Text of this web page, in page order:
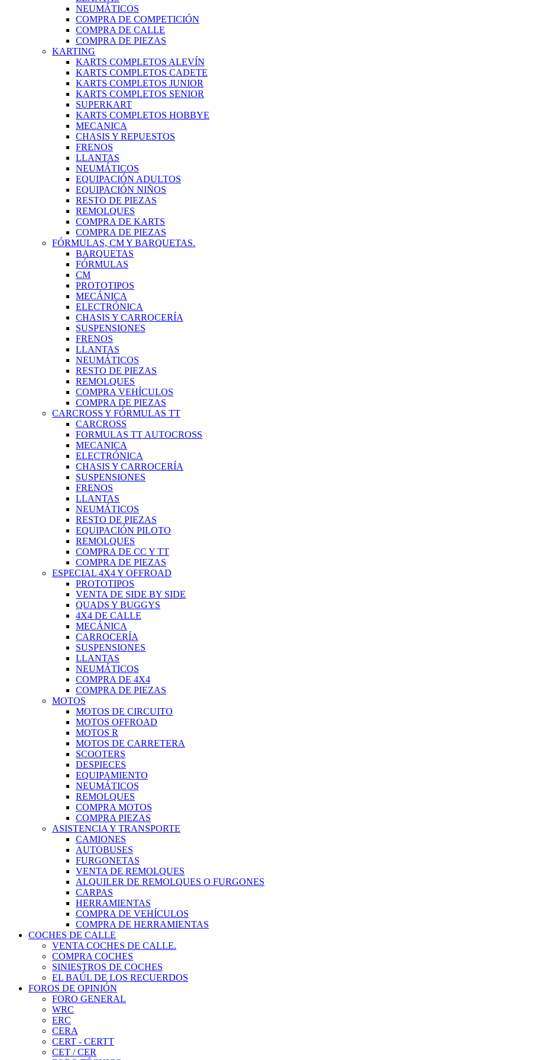
NEUMÁTICOS
COMPRA DE COMPETICIÓN
COMPRA DE CALLE
COMPRA DE PIEZAS
KARTING
KARTS COMPLETOS ALEVÍN
KARTS COMPLETOS CADETE
KARTS COMPLETOS JUNIOR
KARTS COMPLETOS SENIOR
SUPERKART
KARTS COMPLETOS HOBBYE
MECANICA
CHASIS Y REPUESTOS
FRENOS
LLANTAS
NEUMÁTICOS
EQUIPACIÓN ADULTOS
EQUIPACIÓN NIÑOS
RESTO DE PIEZAS
REMOLQUES
COMPRA DE KARTS
COMPRA DE PIEZAS
FÓRMULAS, CM Y BARQUETAS.
BARQUETAS
FÓRMULAS
CM
PROTOTIPOS
MECÁNICA
ELECTRÓNICA
CHASIS Y CARROCERÍA
SUSPENSIONES
FRENOS
LLANTAS
NEUMÁTICOS
RESTO DE PIEZAS
REMOLQUES
COMPRA VEHÍCULOS
COMPRA DE PIEZAS
CARCROSS Y FÓRMULAS TT
CARCROSS
FORMULAS TT AUTOCROSS
MECANICA
ELECTRÓNICA
CHASIS Y CARROCERÍA
SUSPENSIONES
FRENOS
LLANTAS
NEUMÁTICOS
RESTO DE PIEZAS
EQUIPACIÓN PILOTO
REMOLQUES
COMPRA DE CC Y TT
COMPRA DE PIEZAS
ESPECIAL 4X4 Y OFFROAD
PROTOTIPOS
VENTA DE SIDE BY SIDE
QUADS Y BUGGYS
4X4 DE CALLE
MECÁNICA
CARROCERÍA
SUSPENSIONES
LLANTAS
NEUMÁTICOS
COMPRA DE 4X4
COMPRA DE PIEZAS
MOTOS
MOTOS DE CIRCUITO
MOTOS OFFROAD
MOTOS R
MOTOS DE CARRETERA
SCOOTERS
DESPIECES
EQUIPAMIENTO
NEUMÁTICOS
REMOLQUES
COMPRA MOTOS
COMPRA PIEZAS
ASISTENCIA Y TRANSPORTE
CAMIONES
AUTOBUSES
FURGONETAS
VENTA DE REMOLQUES
ALQUILER DE REMOLQUES O FURGONES
CARPAS
HERRAMIENTAS
COMPRA DE VEHÍCULOS
COMPRA DE HERRAMIENTAS
COCHES DE CALLE
VENTA COCHES DE CALLE.
COMPRA COCHES
SINIESTROS DE COCHES
EL BAÚL DE LOS RECUERDOS
FOROS DE OPINIÓN
FORO GENERAL
WRC
ERC
CERA
CERT - CERTT
CET / CER